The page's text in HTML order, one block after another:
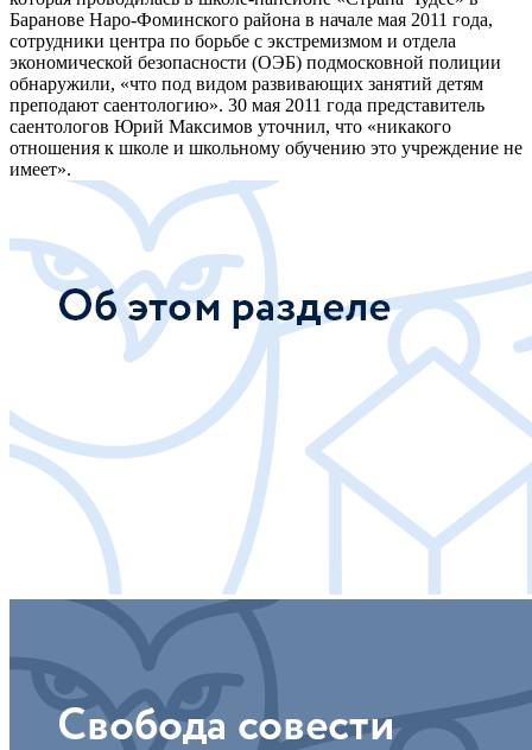
Баранове Наро-Фоминского района в начале мая 2011 года,
сотрудники центра по борьбе с экстремизмом и отдела
экономической безопасности (ОЭБ) подмосковной полиции
обнаружили, «что под видом развивающих занятий детям
преподают саентологию». 30 мая 2011 года представитель
саентологов Юрий Максимов уточнил, что «никакого
отношения к школе и школьному обучению это учреждение не
имеет».